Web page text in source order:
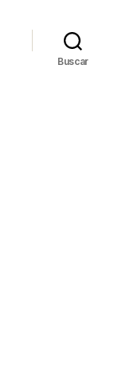
Buscar